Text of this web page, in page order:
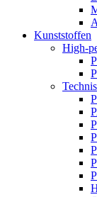
Kunststoffen
High-